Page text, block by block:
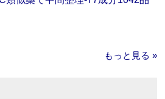
もっと見る »